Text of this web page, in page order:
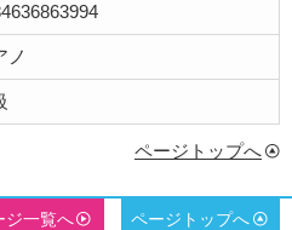
ノ
ページトップへ
ジ一覧へ ページトップへ